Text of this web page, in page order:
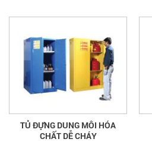
TỦ ĐỰNG DUNG MÔI HÓA
CHẤT DỄ CHÁY